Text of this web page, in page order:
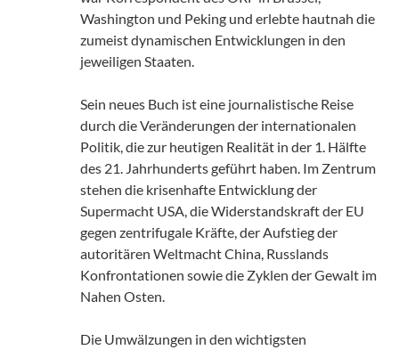
Washington und Peking und erlebte hautnah die
zumeist dynamischen Entwicklungen in den
jeweiligen Staaten.
Sein neues Buch ist eine journalistische Reise
durch die Veränderungen der internationalen
Politik, die zur heutigen Realität in der 1. Hälfte
des 21. Jahrhunderts geführt haben. Im Zentrum
stehen die krisenhafte Entwicklung der
Supermacht USA, die Widerstandskraft der EU
gegen zentrifugale Kräfte, der Aufstieg der
autoritären Weltmacht China, Russlands
Konfrontationen sowie die Zyklen der Gewalt im
Nahen Osten.
Die Umwälzungen in den wichtigsten